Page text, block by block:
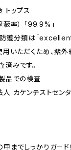
トップス
率） 「99.9%」
護分類は「excellent
いただくため、紫
みです。
品での検査
カケンテストセン
までしっかりガード！